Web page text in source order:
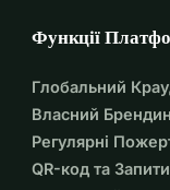
Функції
Глобальний
Власний
Регулярні
QR-код та